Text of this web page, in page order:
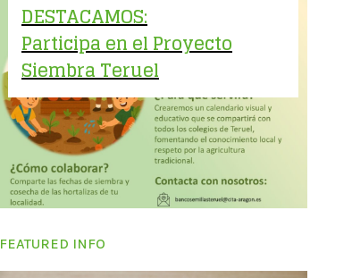
DESTACAMOS:
Participa en el Proyecto
Siembra Teruel
FEATURED INFO